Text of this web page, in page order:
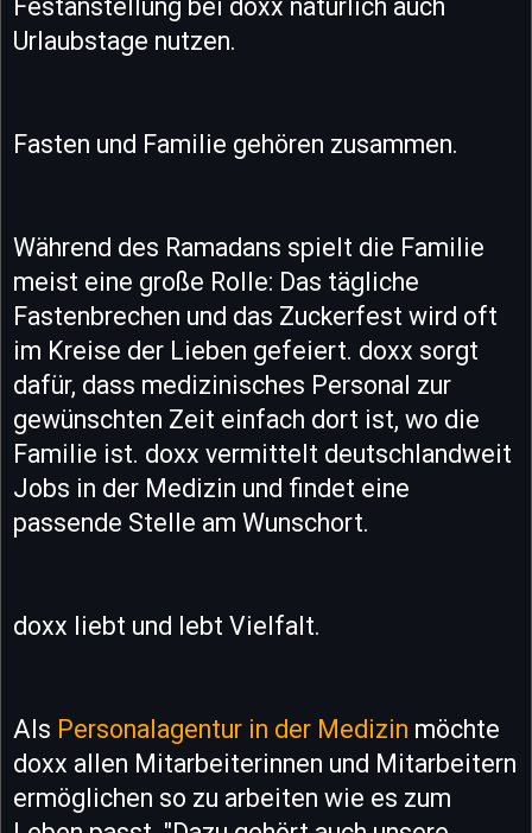
Festanstellung bei doxx natürlich auch
Urlaubstage nutzen.
Fasten und Familie gehören zusammen.
Während des Ramadans spielt die Familie
meist eine große Rolle: Das tägliche
Fastenbrechen und das Zuckerfest wird oft
im Kreise der Lieben gefeiert. doxx sorgt
dafür, dass medizinisches Personal zur
gewünschten Zeit einfach dort ist, wo die
Familie ist. doxx vermittelt deutschlandweit
Jobs in der Medizin und findet eine
passende Stelle am Wunschort.
doxx liebt und lebt Vielfalt.
Als Personalagentur in der Medizin möchte
doxx allen Mitarbeiterinnen und Mitarbeitern
ermöglichen so zu arbeiten wie es zum